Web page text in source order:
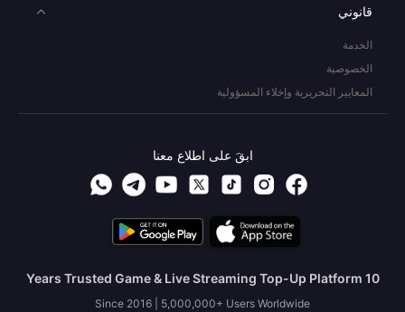
قانوني
الخدمة
الخصوصية
المعايير التحريرية وإخلاء المسؤولية
ابقَ على اطلاع معنا
10 Years Trusted Game & Live Streaming Top-Up Platform
Since 2016 | 5,000,000+ Users Worldwide